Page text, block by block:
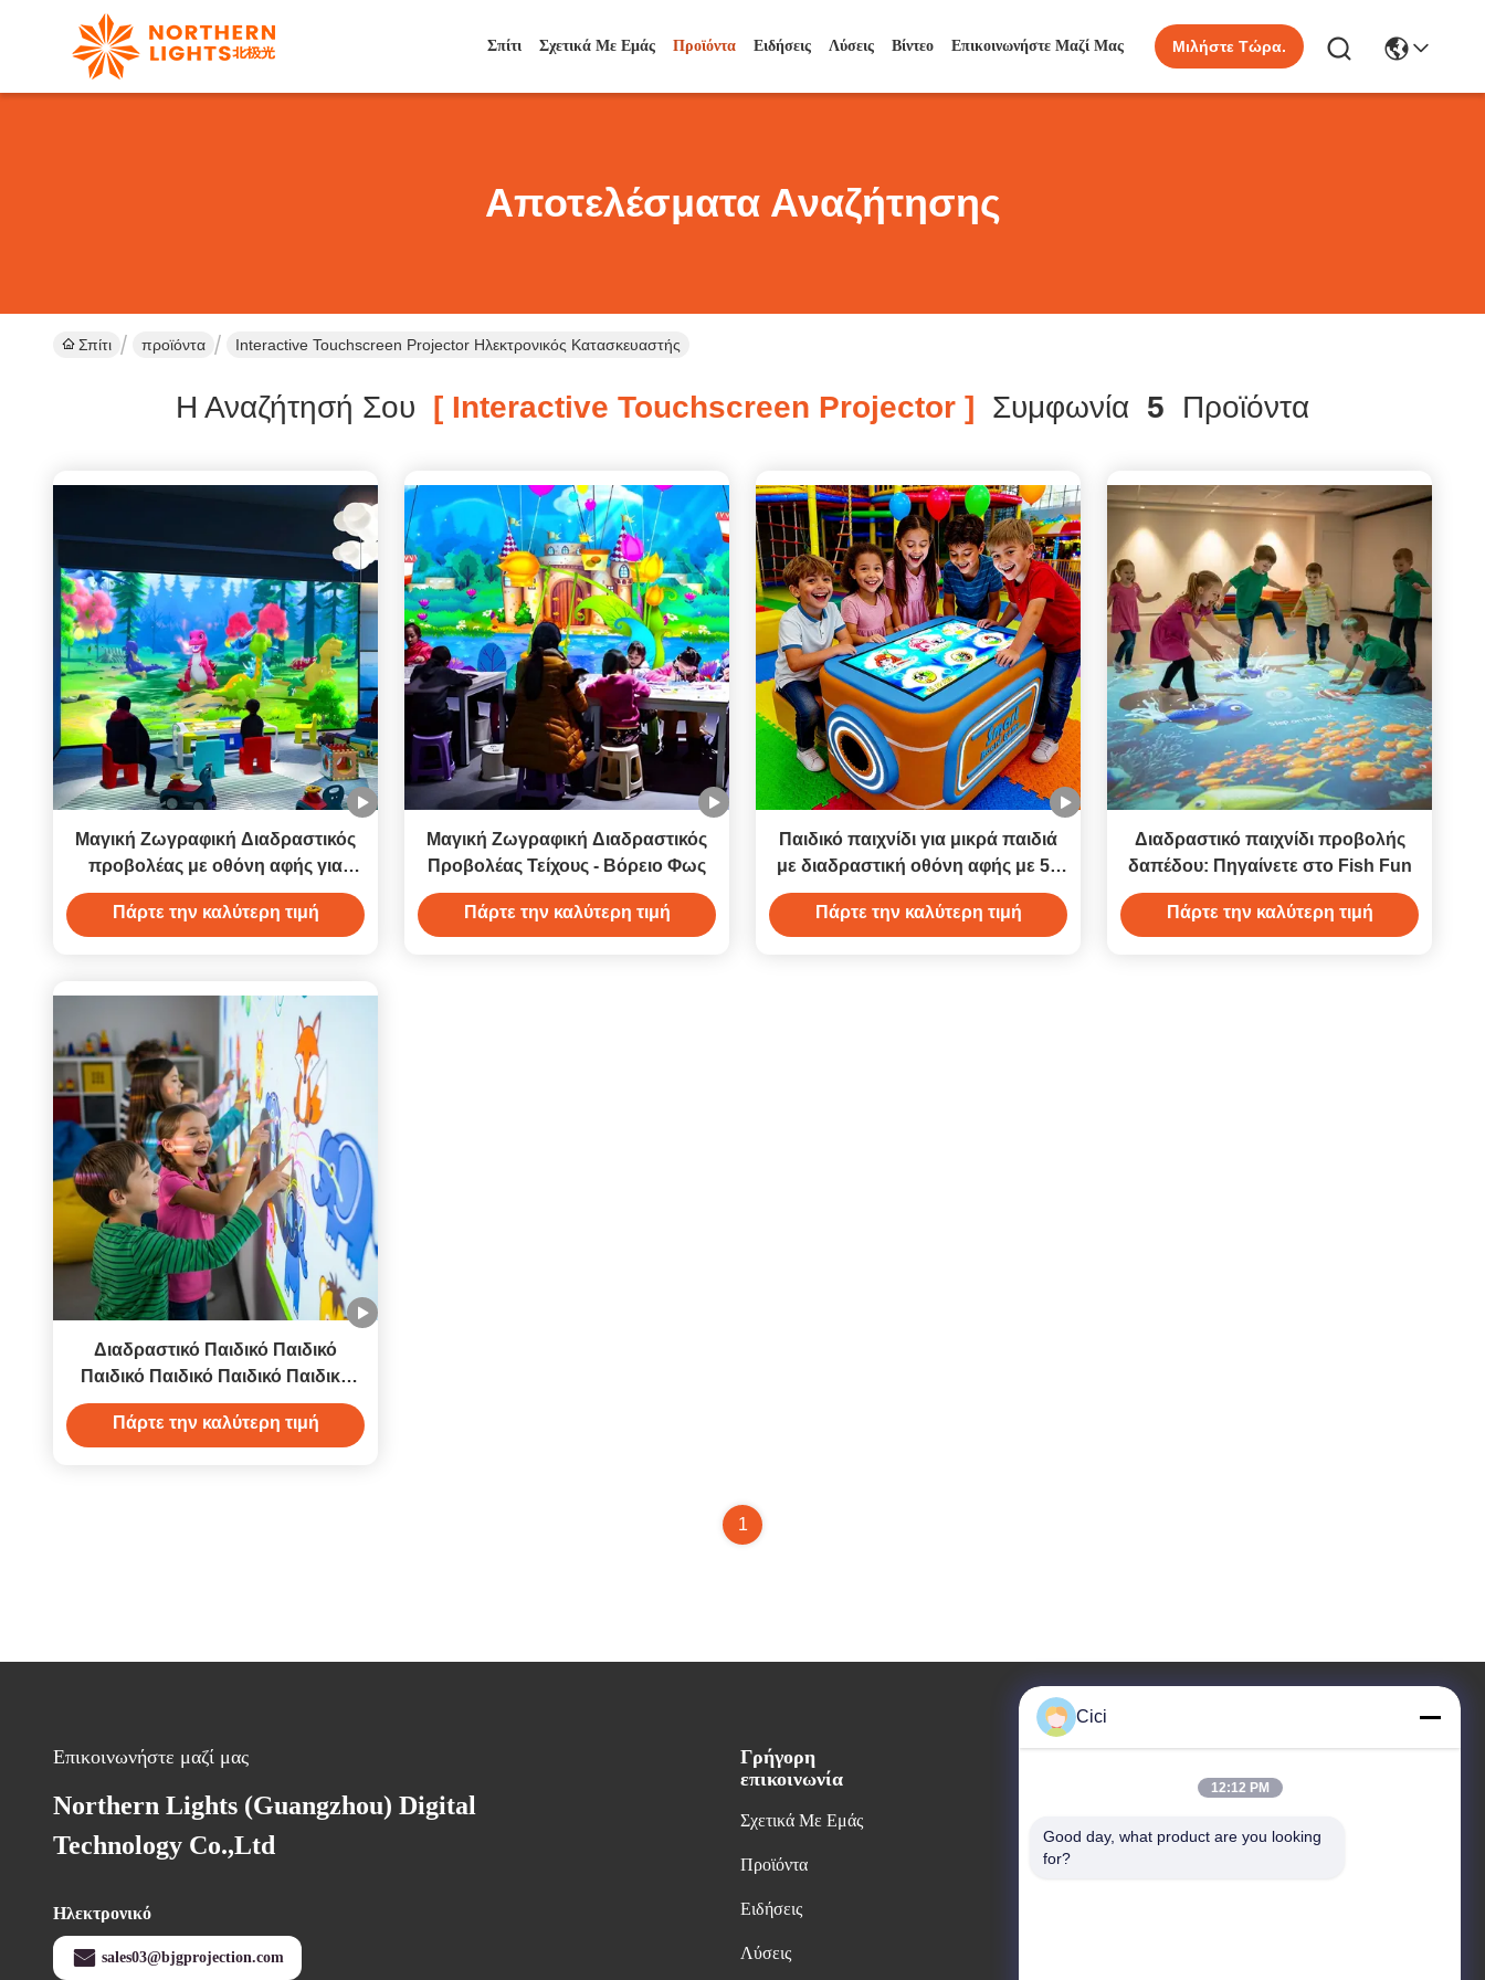
Σπίτι Σχετικά Με Εμάς Προϊόντα Ειδήσεις Λύσεις Βίντεο Επικοινωνήστε Μαζί Μας Μιλήστε Τώρα.
Αποτελέσματα Αναζήτησης
Σπίτι προϊόντα Interactive Touchscreen Projector Ηλεκτρονικός Κατασκευαστής
Η Αναζήτησή Σου [ Interactive Touchscreen Projector ] Συμφωνία 5 Προϊόντα
Μαγική Ζωγραφική Διαδραστικός
προβολέας με οθόνη αφής για
παιδιά Πάρκο διασκέδασης
Πάρτε την καλύτερη τιμή
Μαγική Ζωγραφική Διαδραστικός
Προβολέας Τείχους - Βόρειο Φως
Πάρτε την καλύτερη τιμή
Παιδικό παιχνίδι για μικρά παιδιά
με διαδραστική οθόνη αφής με 5+
λειτουργίες παιχνιδιού.
Πάρτε την καλύτερη τιμή
Διαδραστικό παιχνίδι προβολής
δαπέδου: Πηγαίνετε στο Fish Fun
Πάρτε την καλύτερη τιμή
Διαδραστικό Παιδικό Παιδικό
Παιδικό Παιδικό Παιδικό Παιδικό
Παιδικό Παιδικό Παιδικό Παιδικό
Παιχνίδι
Πάρτε την καλύτερη τιμή
1
Επικοινωνήστε μαζί μας
Northern Lights (Guangzhou) Digital
Technology Co.,Ltd
Ηλεκτρονικό
sales03@bjgprojection.com
Γρήγορη
επικοινωνία
Σχετικά Με Εμάς
Προϊόντα
Ειδήσεις
Λύσεις
Διαμέρισμα A 101, Κτίριο 3C, Huachuangll, Οδός
Huateng, Περιοχή Panyu, Πόλη Guangzhou, Κίνα
Cici
12:12 PM
Good day, what product are you looking
for?